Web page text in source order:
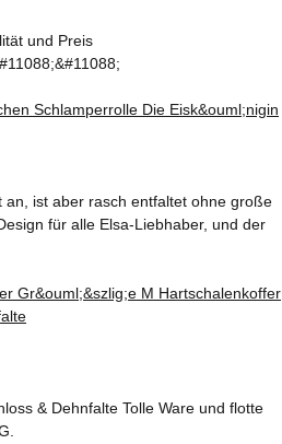
und Preis
an, ist aber rasch entfaltet ohne große
für alle Elsa-Liebhaber, und der
& Dehnfalte Tolle Ware und flotte